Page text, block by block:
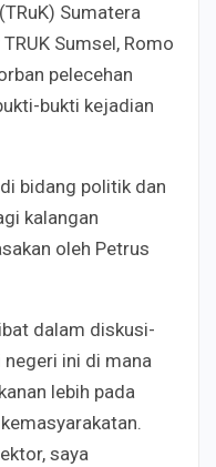
Sumatera
Sumsel, Romo
pelecehan
bukti kejadian
bidang politik dan
kalangan
oleh Petrus
dalam diskusi-
ini di mana
lebih pada
saya